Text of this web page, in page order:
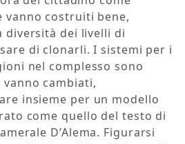
vanno costruiti bene,
diversità dei livelli di
di clonarli. I sistemi per i
nel complesso sono
cambiati,
insieme per un modello
come quello del testo di
D’Alema. Figurarsi